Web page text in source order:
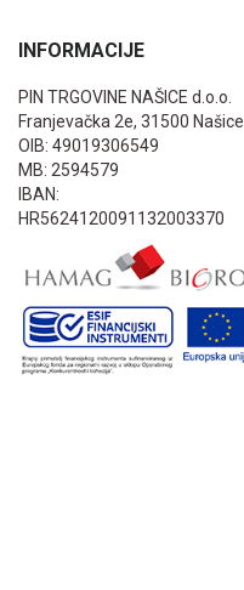
INFORMACIJE
PIN TRGOVINE NAŠICE d.o.o.
Franjevačka 2e, 31500 Našice
OIB: 49019306549
MB: 2594579
IBAN:
HR5624120091132003370